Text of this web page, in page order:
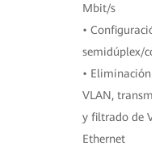
Mbit/s
• Configuración
semidúplex/
• Eliminación
VLAN,
y filtrado de
Ethernet